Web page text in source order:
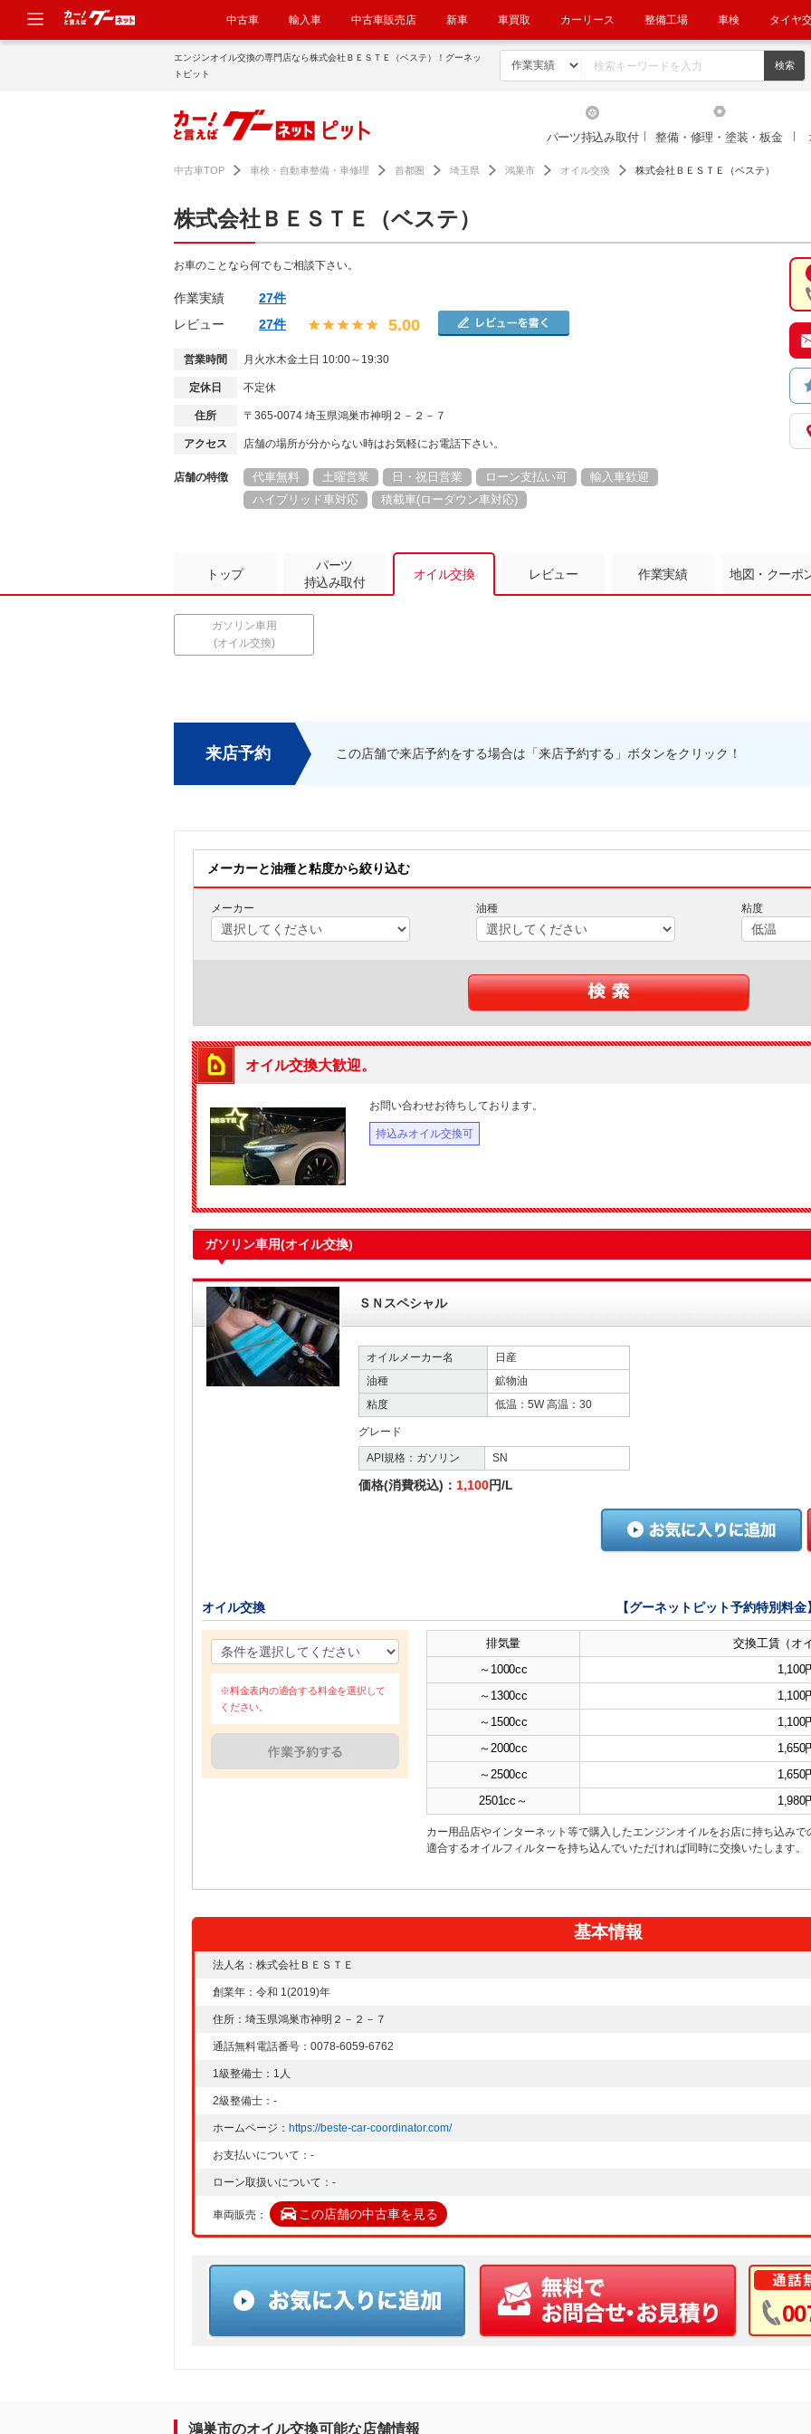
中古車 輸入車 中古車販売店 新車 車買取 カーリース 整備工場 車検 タイヤ
エンジンオイル交換の専門店なら株式会社ＢＥＳＴＥ（ベステ）！グーネッ
トピット
パーツ持込み取付 整備・修理・塗装・板金
中古車TOP 車検・自動車整備・車修理 首都圏 埼玉県 鴻巣市 オイル交換 株式会社ＢＥＳＴＥ（ベステ）
株式会社ＢＥＳＴＥ（ベステ）
お車のことなら何でもご相談下さい。
作業実績
27件
レビュー
27件 5.00
営業時間 月火水木金土日 10:00～19:30
定休日 不定休
住所 〒365-0074 埼玉県鴻巣市神明２－２－７
アクセス 店舗の場所が分からない時はお気軽にお電話下さい。
店舗の特徴 代車無料 土曜営業 日・祝日営業 ローン支払い可
輸入車歓迎
ハイブリッド車対応
積載車(ローダウン車対応)
トップ
パーツ
持込み取付
オイル交換 レビュー 作業実績 地図・クーポ
ガソリン車用
(オイル交換)
来店予約 この店舗で来店予約をする場合は「来店予約する」ボタンをクリック！
メーカーと油種と粘度から絞り込む
メーカー 油種 粘度
オイル交換大歓迎。
お問い合わせお待ちしております。
持込みオイル交換可
ガソリン車用(オイル交換)
ＳＮスペシャル
オイルメーカー名
日産
油種
鉱物油
粘度
低温：5W 高温：30
グレード
API規格：ガソリン SN
価格(消費税込)： 1,100円/L
オイル交換 【グーネットピット予約特別料金
排気量
交換工賃（オ
～1000cc
1,100
～1300cc
1,100
～1500cc
1,100
～2000cc
1,650
～2500cc
1,650
2501cc～
1,980
カー用品店やインターネット等で購入したエンジンオイルをお店に持ち込み
適合するオイルフィルターを持ち込んでいただければ同時に交換いたします。
※料金表内の適合する料金を選択して
ください。
基本情報
法人名：株式会社ＢＥＳＴＥ
創業年：令和 1(2019)年
住所：埼玉県鴻巣市神明２－２－７
通話無料電話番号：0078-6059-6762
1級整備士：1人
2級整備士：-
ホームページ： https://beste-car-coordinator.com/
お支払いについて：-
ローン取扱いについて：-
車両販売： この店舗の中古車を見る
鴻巣市のオイル交換可能な店舗情報